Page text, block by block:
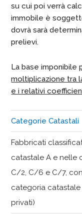
su cui poi verrà
immobile è
dovrà sarà
prelievi.
La base imponibile
moltiplicazione tra
e i relativi
Categorie Catastali
Fabbricati
catastale A e nelle
C/2, C/6 e C/7,
categoria catastale
privati)